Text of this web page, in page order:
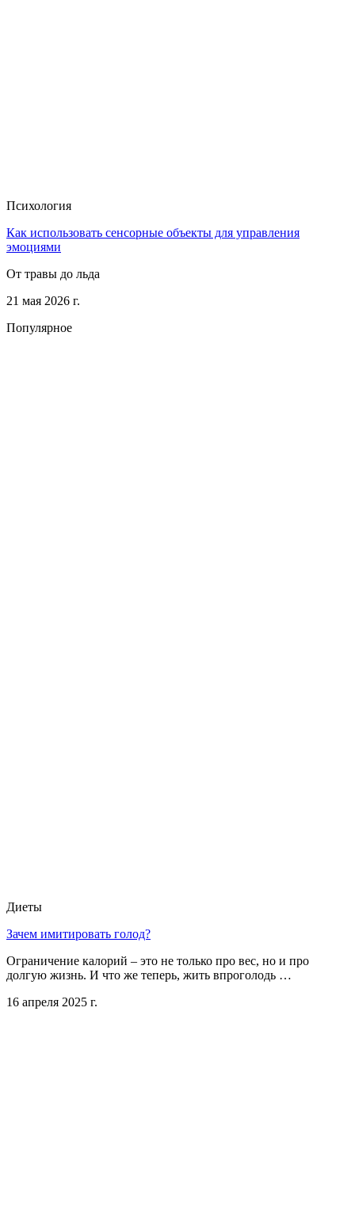
Психология
Как использовать сенсорные объекты для управления
эмоциями
От травы до льда
21 мая 2026 г.
Популярное
Диеты
Зачем имитировать голод?
Ограничение калорий – это не только про вес, но и про
долгую жизнь. И что же теперь, жить впроголодь …
16 апреля 2025 г.